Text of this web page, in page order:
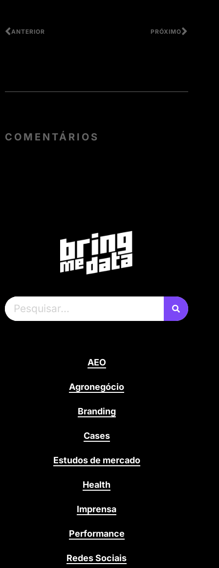
ANTERIOR PRÓXIMO
COMENTÁRIOS
AEO
Agronegócio
Branding
Cases
Estudos de mercado
Health
Imprensa
Performance
Redes Sociais